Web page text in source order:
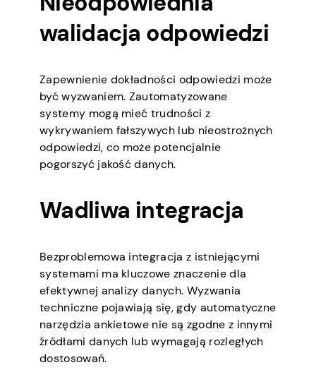
walidacja odpowiedzi
Zapewnienie dokładności odpowiedzi może
być wyzwaniem. Zautomatyzowane
systemy mogą mieć trudności z
wykrywaniem fałszywych lub nieostrożnych
odpowiedzi, co może potencjalnie
pogorszyć jakość danych.
Wadliwa integracja
Bezproblemowa integracja z istniejącymi
systemami ma kluczowe znaczenie dla
efektywnej analizy danych. Wyzwania
techniczne pojawiają się, gdy automatyczne
narzędzia ankietowe nie są zgodne z innymi
źródłami danych lub wymagają rozległych
dostosowań.